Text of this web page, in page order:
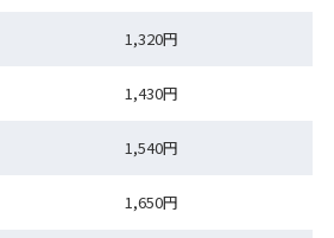
1,320円
1,430円
1,540円
1,650円